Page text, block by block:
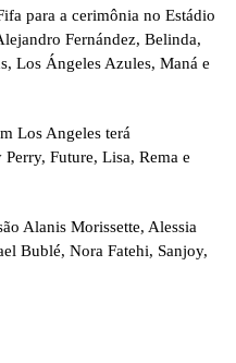
para a cerimônia no Estádio
Fernández, Belinda,
Los Ángeles Azules, Maná e
Los Angeles terá
Future, Lisa, Rema e
Alanis Morissette, Alessia
Bublé, Nora Fatehi, Sanjoy,